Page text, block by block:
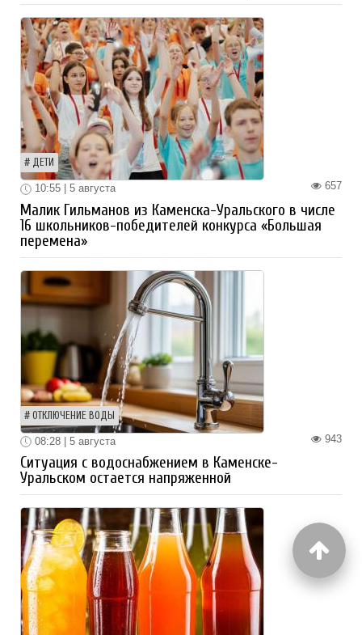
ДЕТИ
657
10:55 | 5 августа
Малик Гильманов из Каменска-Уральского в числе
16 школьников-победителей конкурса «Большая
перемена»
ОТКЛЮЧЕНИЕ ВОДЫ
943
08:28 | 5 августа
Ситуация с водоснабжением в Каменске-
Уральском остается напряженной